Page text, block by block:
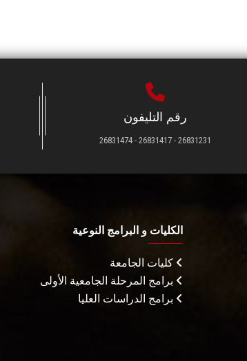
رقم التليفون
26831231 - 26831417 - 26831474
الكليات و البرامج النوعية
كليات الجامعة
برامج المرحلة الجامعية الأولى
برامج الدراسات العليا